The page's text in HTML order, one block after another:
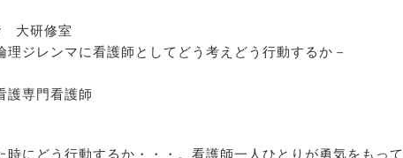
大研修室
ジレンマに看護師としてどう考えどう行動するか－
専門看護師
にどう行動するか・・・。看護師一人ひとりが勇気をもっ